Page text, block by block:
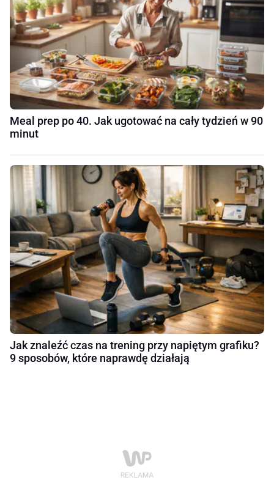
Meal prep po 40. Jak ugotować na cały tydzień w 90
minut
Jak znaleźć czas na trening przy napiętym grafiku?
9 sposobów, które naprawdę działają